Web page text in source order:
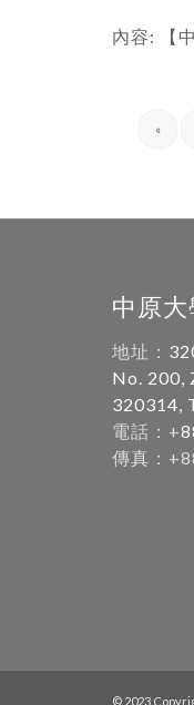
內容: 【
«
中原
地址：
No. 200,
320314,
電話：+
傳真：
© 2023